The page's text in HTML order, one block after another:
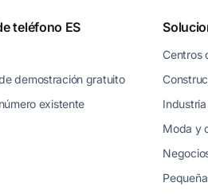
teléfono ES
demostración gratuito
existente
Centros
Moda y